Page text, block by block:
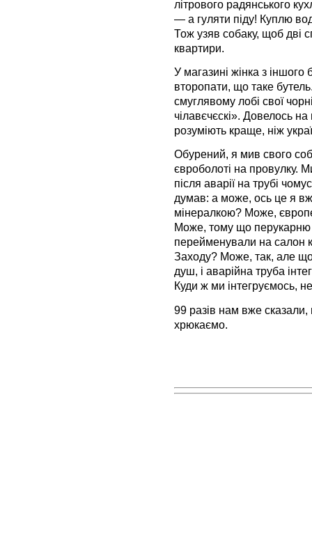
літрового радянського
— а гуляти піду! Куплю
Тож узяв собаку, щоб дві
квартири.
У магазині жінка з
второпати, що таке
смуглявому лобі свої
чілавєчєскі». Довелось
розуміють краще, ніж
Обурений, я мив свого
євроболоті на провулку.
після аварії на трубі
думав: а може, ось це я
мінералкою? Може,
Може, тому що перукарню
перейменували на салон
Заходу? Може, так, але
душ, і аварійна труба
Куди ж ми інтегруємось,
99 разів нам вже
хрюкаємо.